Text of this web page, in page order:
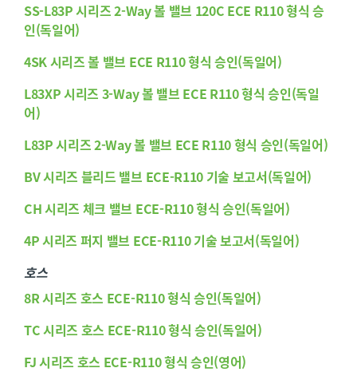
SS-L83P 시리즈 2-Way 볼 밸브 120C ECE R110 형식 승
인(독일어)
4SK 시리즈 볼 밸브 ECE R110 형식 승인(독일어)
L83XP 시리즈 3-Way 볼 밸브 ECE R110 형식 승인(독일
어)
L83P 시리즈 2-Way 볼 밸브 ECE R110 형식 승인(독일어)
BV 시리즈 블리드 밸브 ECE-R110 기술 보고서(독일어)
CH 시리즈 체크 밸브 ECE-R110 형식 승인(독일어)
4P 시리즈 퍼지 밸브 ECE-R110 기술 보고서(독일어)
호스
8R 시리즈 호스 ECE-R110 형식 승인(독일어)
TC 시리즈 호스 ECE-R110 형식 승인(독일어)
FJ 시리즈 호스 ECE-R110 형식 승인(영어)